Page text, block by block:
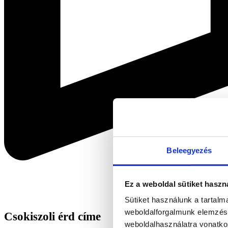
Beleegyezés
Ez a weboldal sütiket
Sütiket használunk a
weboldalforgalmunk
weboldalhasználatra
Csokiszoli érd címe